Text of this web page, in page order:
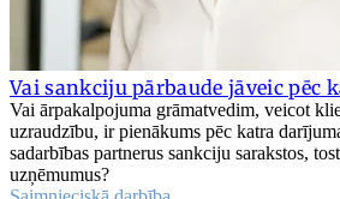
Vai sankciju pārbaude jāveic pēc
Vai ārpakalpojuma grāmatvedim, veicot
uzraudzību, ir pienākums pēc katra
sadarbības partnerus sankciju sarakstos,
uzņēmumus?